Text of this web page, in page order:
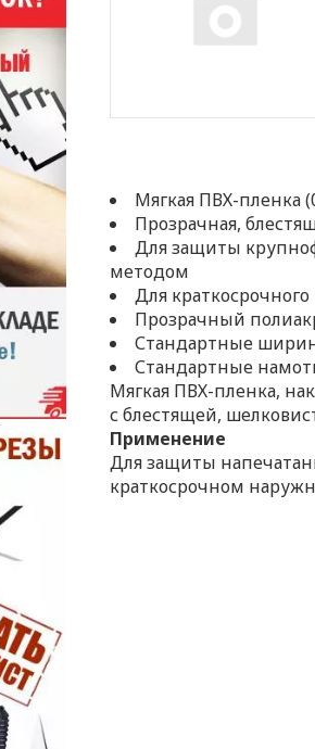
Мягкая ПВХ-пленка
Прозрачная,
Для защиты
методом
Для
Прозрачный
Стандартные
Стандартные
Мягкая ПВХ-пленка,
с блестящей,
Применение
Для защиты
краткосрочном